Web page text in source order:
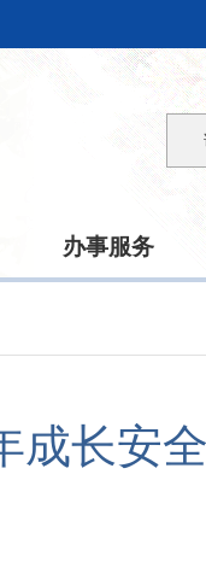
办事服务
成长安